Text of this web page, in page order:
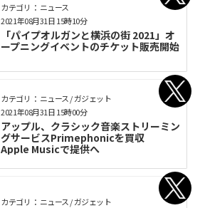
カテゴリ： ニュース
「パイプオルガンと横浜の街 2021」オ
ープニングイベントのチケット販売開始
2021年08月31日 15時10分
カテゴリ： ニュース / ガジェット
アップル、クラシック音楽ストリーミン
グサービスPrimephonicを買収
Apple Musicで提供へ
2021年08月31日 15時00分
カテゴリ： ニュース / ガジェット